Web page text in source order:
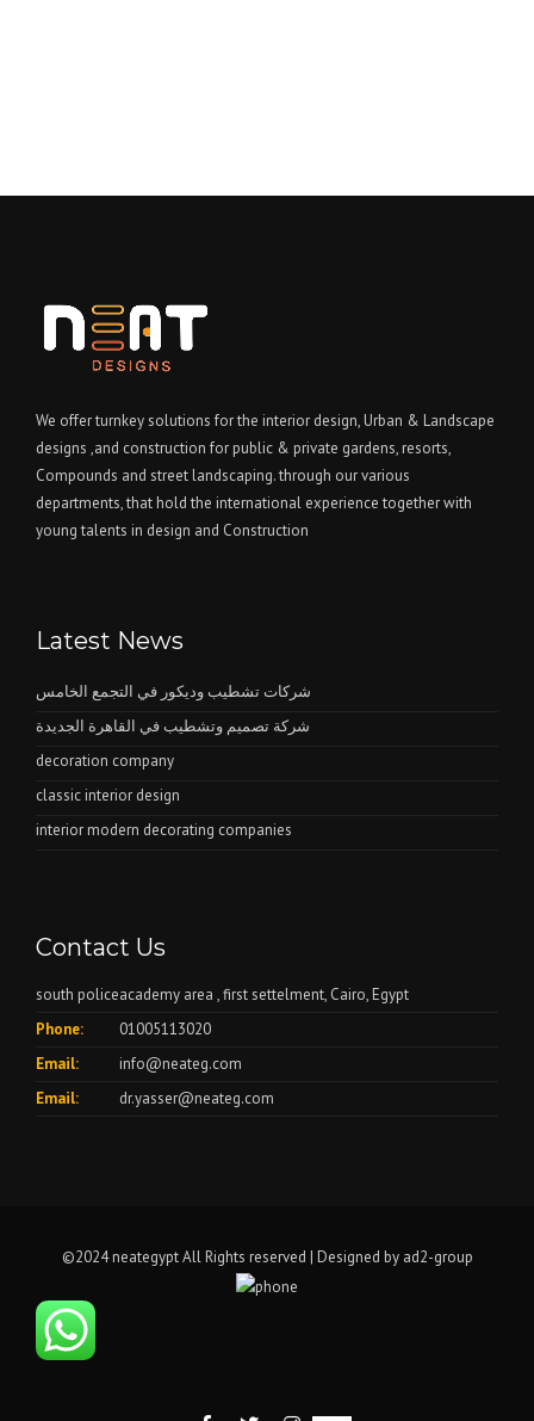
We offer turnkey solutions for the interior design, Urban & Landscape
designs ,and construction for public & private gardens, resorts,
Compounds and street landscaping. through our various
departments, that hold the international experience together with
young talents in design and Construction
Latest News
شركات تشطيب وديكور في التجمع الخامس
شركة تصميم وتشطيب في القاهرة الجديدة
decoration company
classic interior design
interior modern decorating companies
Contact Us
south policeacademy area , first settelment, Cairo, Egypt
Phone:
01005113020
Email:
info@neateg.com
Email:
dr.yasser@neateg.com
©2024 neategypt All Rights reserved | Designed by ad2-group